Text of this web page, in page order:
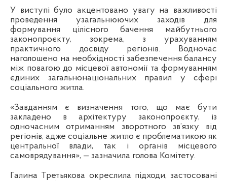
У виступі було акцентовано увагу на важливості
проведення узагальнюючих заходів для
формування цілісного бачення майбутнього
законопроєкту, зокрема, з урахуванням
практичного досвіду регіонів. Водночас
наголошено на необхідності забезпечення балансу
між повагою до місцевої автономії та формуванням
єдиних загальнонаціональних правил у сфері
соціального житла.
«Завданням є визначення того, що має бути
закладено в архітектуру законопроєкту, із
одночасним отриманням зворотного зв’язку від
регіонів, адже соціальне житло є проблематикою як
центральної влади, так і органів місцевого
самоврядування», — зазначила голова Комітету.
Галина Третьякова окреслила підходи, застосовані